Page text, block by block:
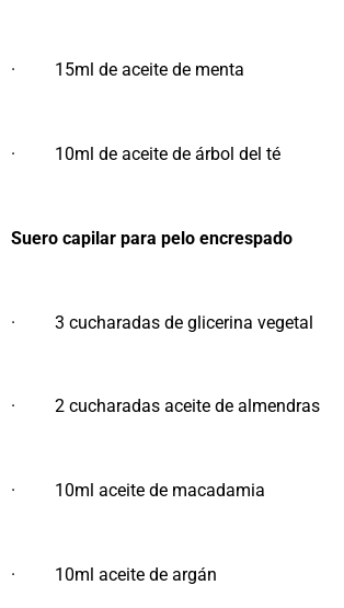
· 15ml de aceite de menta
· 10ml de aceite de árbol del té
Suero capilar para pelo encrespado
· 3 cucharadas de glicerina vegetal
· 2 cucharadas aceite de almendras
· 10ml aceite de macadamia
· 10ml aceite de argán